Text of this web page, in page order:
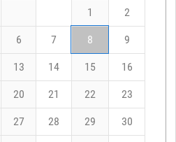
1 2
6 7 8 9
13 14 15 16
20 21 22 23
27 28 29 30